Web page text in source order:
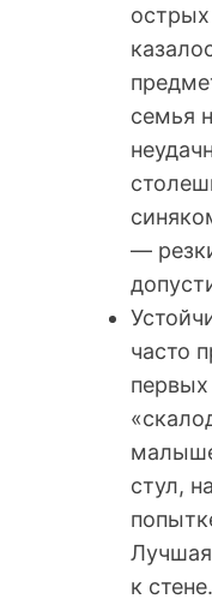
семья
—
часто
стул,
к стене.